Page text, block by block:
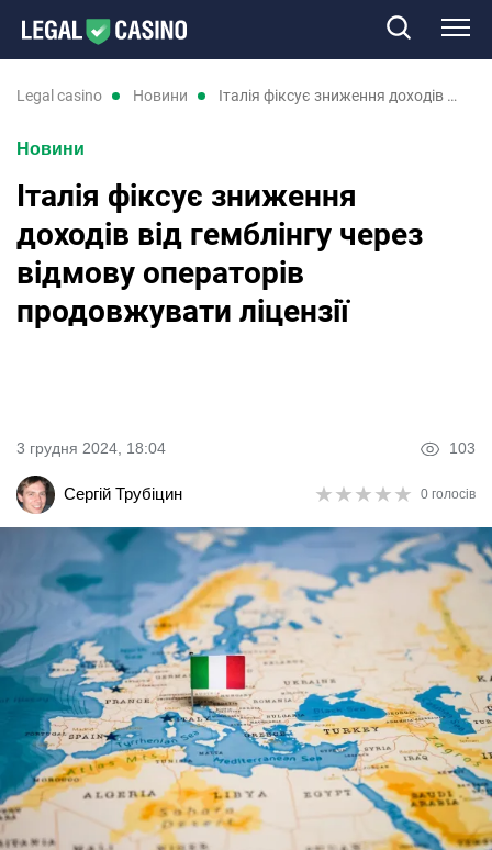
Казино
Нові казино
Відгуки
legal casino новини Італія фіксує зниження доходів від гемблінгу через відмову операторів продовжувати ліцензії
Новини
Італія фіксує зниження
доходів від гемблінгу через
відмову операторів
продовжувати ліцензії
3 грудня 2024, 18:04 103
Сергій Трубіцин ★★★★★
★★★★★ 0 голосів